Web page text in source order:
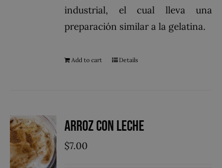
industrial, el cual lleva una
preparación similar a la gelatina.
Add to cart Details
Arroz con Leche
$7.00